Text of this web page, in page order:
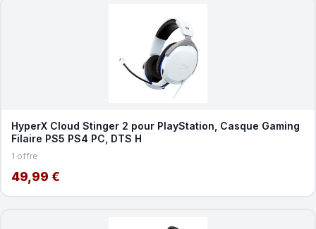
HyperX Cloud Stinger 2 pour PlayStation, Casque Gaming
Filaire PS5 PS4 PC, DTS H
1 offre
49,99 €